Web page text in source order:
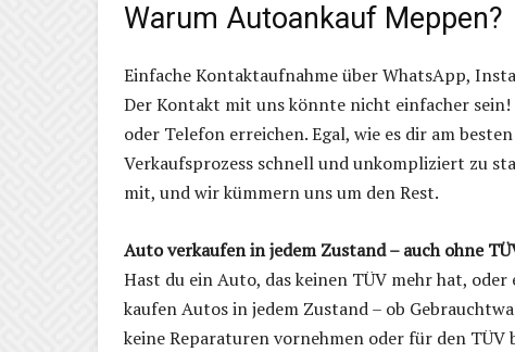
Warum Autoankauf Meppen?
Einfache Kontaktaufnahme über WhatsApp,
Der Kontakt mit uns könnte nicht einfacher
oder Telefon erreichen. Egal, wie es dir am
Verkaufsprozess schnell und unkompliziert zu
mit, und wir kümmern uns um den Rest.
Auto verkaufen in jedem Zustand – auch ohne
Hast du ein Auto, das keinen TÜV mehr hat,
kaufen Autos in jedem Zustand – ob
keine Reparaturen vornehmen oder für den